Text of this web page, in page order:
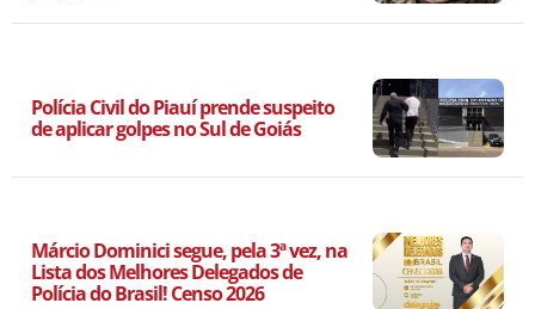
Polícia Civil do Piauí prende suspeito
de aplicar golpes no Sul de Goiás
Márcio Dominici segue, pela 3ª vez, na
Lista dos Melhores Delegados de
Polícia do Brasil! Censo 2026